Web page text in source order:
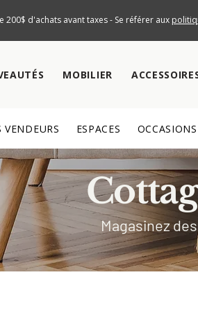
200$ d'achats avant taxes - Se référer aux
MOBILIER
VENDEURS ESPACES OCCASIONS
Magasinez